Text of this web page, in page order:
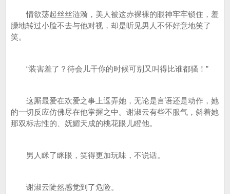
情欲荡起丝丝涟漪，美人被这赤裸裸的眼神牢牢锁住，羞
臊地转过小脸不去与他对视，却是听见男人不怀好意地笑了
笑。
“装害羞了？待会儿干你的时候可别又叫得比谁都骚！”
这厮最爱在欢爱之事上逗弄她，无论是言语还是动作，她
的一切反应仿佛尽在他掌握之中。谢淑云有些不服气，斜着她
那双标志性的、妩媚天成的桃花眼儿瞪他。
男人眯了眯眼，笑得更加玩味，不说话。
谢淑云陡然感觉到了危险。